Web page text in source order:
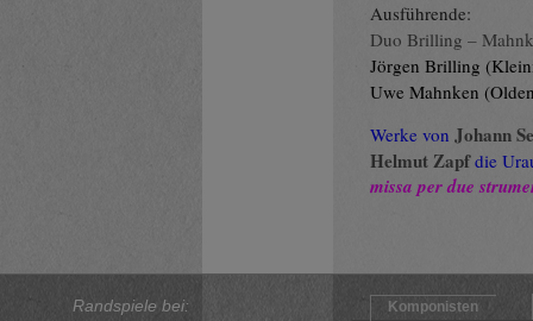
Ausführende:
Duo Brilling –
Jörgen Brilling
Uwe Mahnken
Werke vonJohann
Helmut Zapfdie
missa per due
Randspiele bei:
Komponisten